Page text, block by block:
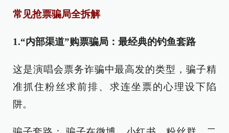
常见抢票骗局全拆解
1.“内部渠道”购票骗局：最经典的钓鱼套路
这是演唱会票务诈骗中最高发的类型，骗子精
准抓住粉丝求前排、求连坐票的心理设下陷
阱。